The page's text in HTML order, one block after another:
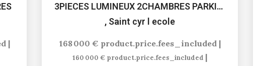
|
3PIECES LUMINEUX 2CHAMBRES PARKING ET CAVE
, Saint cyr l ecole
168 000 € product.price.fees_included |
160 000 € product.price.fees_included |